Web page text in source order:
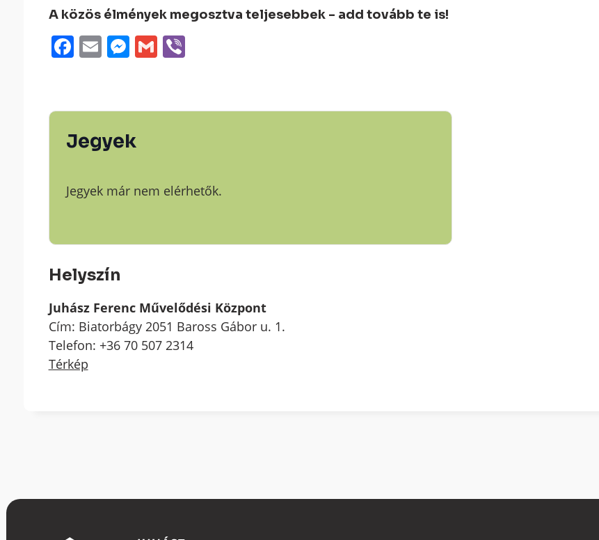
A közös élmények megosztva teljesebbek - add tovább te is!
Facebook
EmailMessenger
GmailViber
Jegyek
Jegyek már nem elérhetők.
Helyszín
Juhász Ferenc Művelődési Központ
Cím: Biatorbágy 2051 Baross Gábor u. 1.
Telefon: +36 70 507 2314
Térkép